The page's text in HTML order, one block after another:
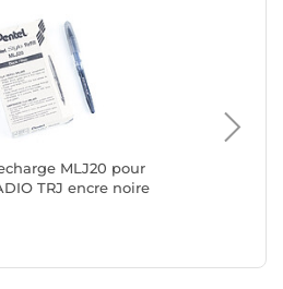
MLJ20 pour
TRJ encre noire